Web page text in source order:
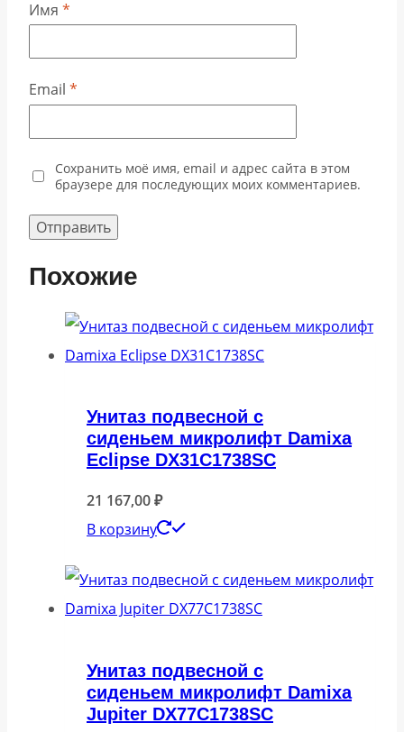
Имя *
Email *
Сохранить моё имя, email и адрес сайта в этом
браузере для последующих моих комментариев.
Похожие
Унитаз подвесной с
сиденьем микролифт Damixa
Eclipse DX31C1738SC
21 167,00₽
В корзину
Унитаз подвесной с
сиденьем микролифт Damixa
Jupiter DX77C1738SC